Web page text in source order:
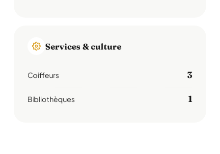
Services & culture
Coiffeurs 3
Bibliothèques 1